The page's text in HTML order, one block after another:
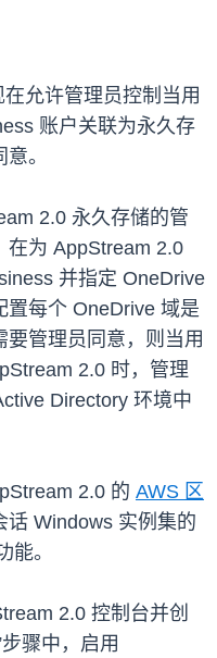
允许管理员控制当用
账户关联为永久存
。
2.0 永久存储的管
在为 AppStream 2.0
并指定 OneDrive
置每个 OneDrive 域是
管理员同意，则当用
2.0 时，管理
Directory 环境中
2.0 的 AWS 区
话 Windows 实例集的
能。
2.0 控制台并创
骤中，启用